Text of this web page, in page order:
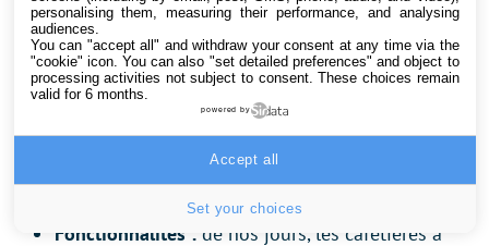
réputés pour leur résistance. Cependant, ils ont
tendance à chauffer et à impacter le goût du café.
De même, ils s’usent plus vite. À l’inverse les
broyeurs à céramique chauffent beaucoup moins,
mais ils sont plus onéreux et fragiles. Dernier
point, ces derniers sont beaucoup plus
Fonctionnalités : de nos jours, les cafetières à
personalising them, measuring their performance, and analysing
audiences.
You can "accept all" and withdraw your consent at any time via the
"cookie" icon. You can also "set detailed preferences" and object to
processing activities not subject to consent. These choices remain
valid for 6 months.
powered by
Set your choices
Accept all